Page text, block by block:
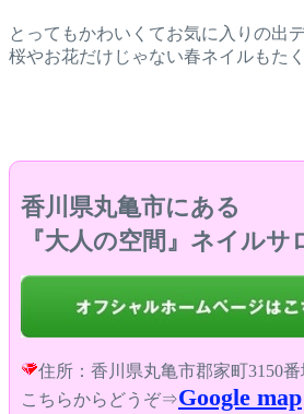
とってもかわいくてお気に入りの出
桜やお花だけじゃない春ネイルもた
香川県丸亀市にある
『大人の空間』ネイルサ
住所：香川県丸亀市郡家町3150
こちらからどうぞ⇒Google map